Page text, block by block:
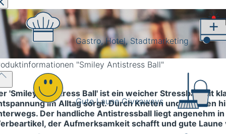
Gastro, Hotel, Stadtmarketing
Gute Laune Giveaways
"Smiley Antistress Ball"
'Smiley Antistress Ball' ist ein weicher Stressball mit
im Alltag sorgt. Durch Kneten und Drücken
Der handliche Antistressball liegt angenehm
der Aufmerksamkeit schafft und gute